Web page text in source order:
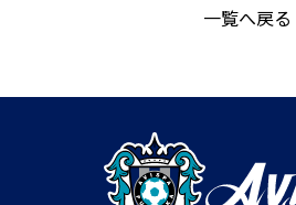
一覧へ戻る